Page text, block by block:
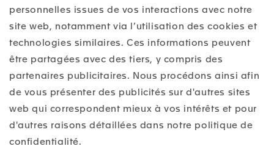
personnelles issues de vos interactions avec notre
site web, notamment via l’utilisation des cookies et
technologies similaires. Ces informations peuvent
être partagées avec des tiers, y compris des
partenaires publicitaires. Nous procédons ainsi afin
de vous présenter des publicités sur d'autres sites
web qui correspondent mieux à vos intérêts et pour
d'autres raisons détaillées dans notre politique de
confidentialité.